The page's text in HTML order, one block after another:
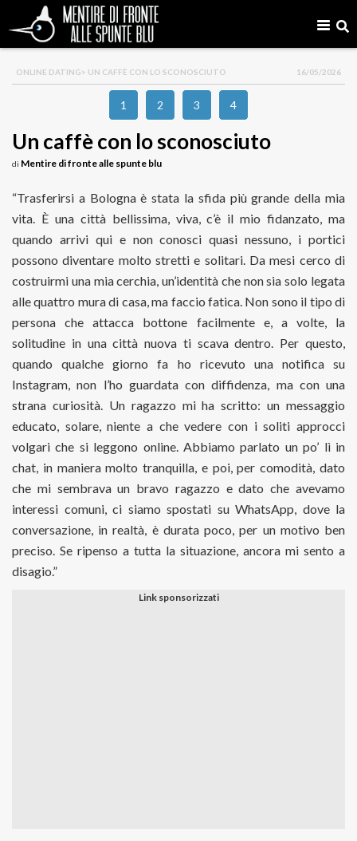
ONLINE DATING> UN CAFFÈ CON LO SCONOSCIUTO 16/05/2026
1 2 3 4
Un caffè con lo sconosciuto
di Mentire di fronte alle spunte blu
“Trasferirsi a Bologna è stata la sfida più grande della mia
vita. È una città bellissima, viva, c’è il mio fidanzato, ma
quando arrivi qui e non conosci quasi nessuno, i portici
possono diventare molto stretti e solitari. Da mesi cerco di
costruirmi una mia cerchia, un’identità che non sia solo legata
alle quattro mura di casa, ma faccio fatica. Non sono il tipo di
persona che attacca bottone facilmente e, a volte, la
solitudine in una città nuova ti scava dentro. Per questo,
quando qualche giorno fa ho ricevuto una notifica su
Instagram, non l’ho guardata con diffidenza, ma con una
strana curiosità. Un ragazzo mi ha scritto: un messaggio
educato, solare, niente a che vedere con i soliti approcci
volgari che si leggono online. Abbiamo parlato un po’ lì in
chat, in maniera molto tranquilla, e poi, per comodità, dato
che mi sembrava un bravo ragazzo e dato che avevamo
interessi comuni, ci siamo spostati su WhatsApp, dove la
conversazione, in realtà, è durata poco, per un motivo ben
preciso. Se ripenso a tutta la situazione, ancora mi sento a
disagio.”